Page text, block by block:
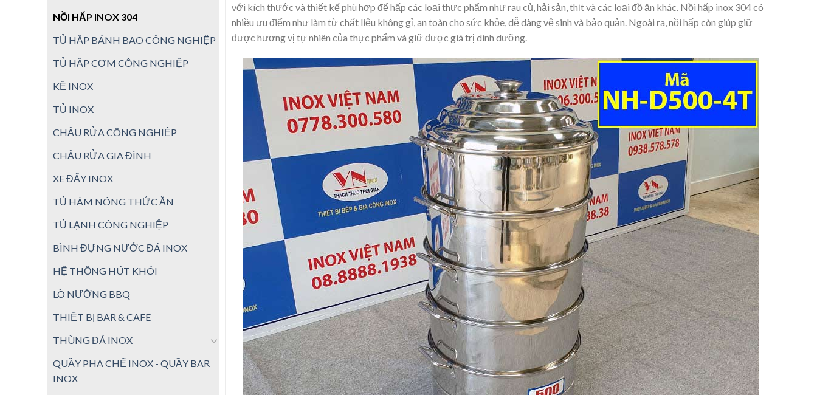
NỒI HẤP INOX 304
TỦ HẤP BÁNH BAO CÔNG NGHIỆP
TỦ HẤP CƠM CÔNG NGHIỆP
KỆ INOX
TỦ INOX
CHẬU RỬA CÔNG NGHIỆP
CHẬU RỬA GIA ĐÌNH
XE ĐẨY INOX
TỦ HÂM NÓNG THỨC ĂN
TỦ LẠNH CÔNG NGHIỆP
BÌNH ĐỰNG NƯỚC ĐÁ INOX
HỆ THỐNG HÚT KHÓI
LÒ NƯỚNG BBQ
THIẾT BỊ BAR & CAFE
THÙNG ĐÁ INOX
QUẦY PHA CHẾ INOX - QUẦY BAR
INOX
với kích thước và thiết kế phù hợp để hấp các loại thực phẩm như rau củ, hải sản, thịt và các loại đồ ăn khác. Nồi hấp inox 304 có
nhiều ưu điểm như làm từ chất liệu không gỉ, an toàn cho sức khỏe, dễ dàng vệ sinh và bảo quản. Ngoài ra, nồi hấp còn giúp giữ
được hương vị tự nhiên của thực phẩm và giữ được giá trị dinh dưỡng.